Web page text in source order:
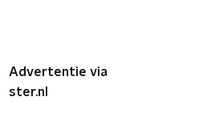
Advertentie via
ster.nl